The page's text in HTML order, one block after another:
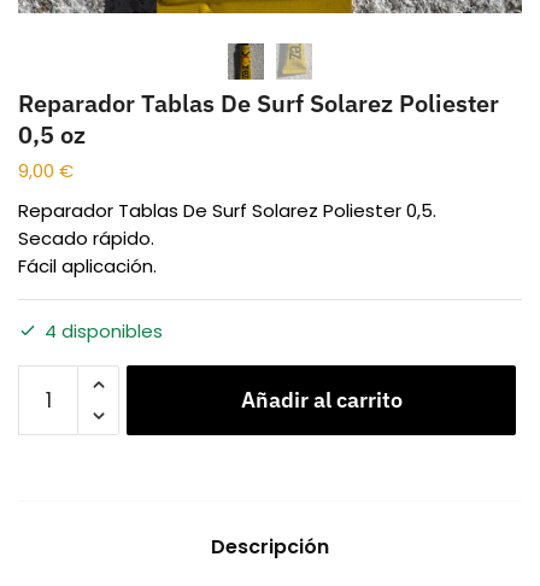
Reparador Tablas De Surf Solarez Poliester
0,5 oz
9,00 €
Reparador Tablas De Surf Solarez Poliester 0,5.
Secado rápido.
Fácil aplicación.
4 disponibles
Añadir al carrito
Descripción